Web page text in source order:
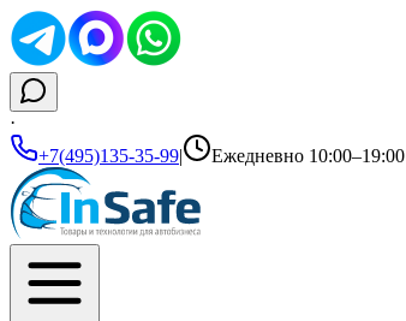
·
+7(495)135-35-99| Ежедневно 10:00–19:00